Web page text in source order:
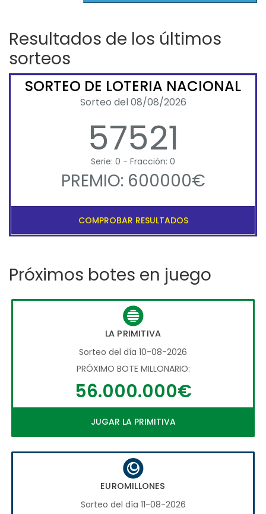
Resultados de los últimos
sorteos
SORTEO DE LOTERIA NACIONAL
Sorteo del 08/08/2026
57521
Serie: 0 - Fracción: 0
PREMIO: 600000€
COMPROBAR RESULTADOS
Próximos botes en juego
LA PRIMITIVA
Sorteo del día 10-08-2026
PRÓXIMO BOTE MILLONARIO:
56.000.000€
JUGAR LA PRIMITIVA
EUROMILLONES
Sorteo del día 11-08-2026